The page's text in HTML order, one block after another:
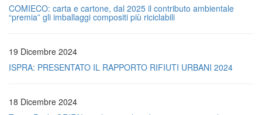
COMIECO: carta e cartone, dal 2025 il contributo ambientale
“premia” gli imballaggi compositi più riciclabili
19 Dicembre 2024
ISPRA: PRESENTATO IL RAPPORTO RIFIUTI URBANI 2024
18 Dicembre 2024